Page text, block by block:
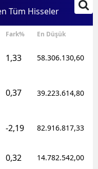
Tüm Hisseler
Fark% En Düşük
1,33 58.306.130,60
0,37 39.223.614,80
-2,19 82.916.817,33
0,32 14.782.542,00